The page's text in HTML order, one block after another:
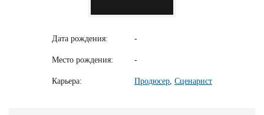
Дата рождения: -
Место рождения: -
Карьера: Продюсер Сценарист